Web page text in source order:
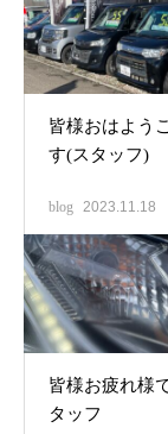
皆様おはよう
す(スタッフ)
blog 2023.11.18
皆様お疲れ様
タッフ